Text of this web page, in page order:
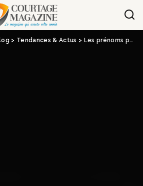
des cookies
> Tendances & Actus > Les prénoms peuvent-ils influencer le risque d’accident ?